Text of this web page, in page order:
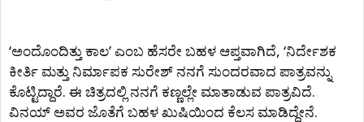
‘ಅಂದೊಂದಿತ್ತು ಕಾಲ’ ಎಂಬ ಹೆಸರೇ ಬಹಳ ಆಪ್ತವಾಗಿದೆ, ‘ನಿರ್ದೇಶಕ
ಕೀರ್ತಿ ಮತ್ತು ನಿರ್ಮಾಪಕ ಸುರೇಶ್‍ ನನಗೆ ಸುಂದರವಾದ ಪಾತ್ರವನ್ನು
ಕೊಟ್ಟಿದ್ದಾರೆ. ಈ ಚಿತ್ರದಲ್ಲಿ ನನಗೆ ಕಣ್ಣಲ್ಲೇ ಮಾತಾಡುವ ಪಾತ್ರವಿದೆ.
ವಿನಯ್‍ ಅವರ ಜೊತೆಗೆ ಬಹಳ ಖುಷಿಯಿಂದ ಕೆಲಸ ಮಾಡಿದ್ದೇನೆ.